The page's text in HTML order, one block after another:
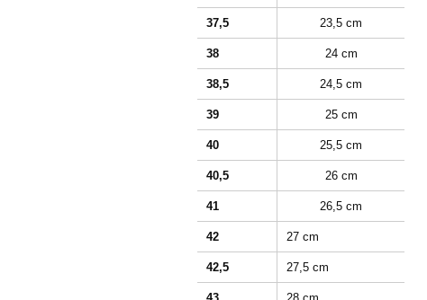
37,5 23,5 cm
38 24 cm
38,5 24,5 cm
39 25 cm
40 25,5 cm
40,5 26 cm
41 26,5 cm
42 27 cm
42,5 27,5 cm